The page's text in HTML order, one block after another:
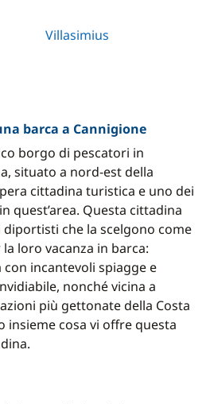
Villasimius
barca a Cannigione
borgo di pescatori in
situato a nord-est della
cittadina turistica e uno dei
quest’area. Questa cittadina
che la scelgono come
loro vacanza in barca:
incantevoli spiagge e
nonché vicina a
più gettonate della Costa
insieme cosa vi offre questa